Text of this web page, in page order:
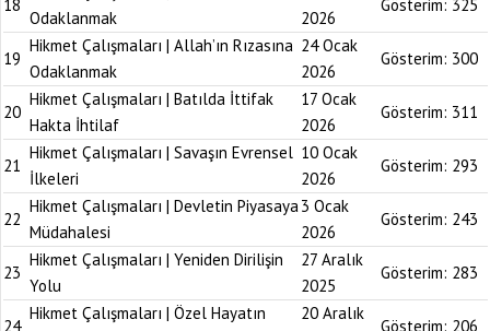
18
Odaklanmak
2026
Gösterim: 325
19
Hikmet Çalışmaları | Allah’ın Rızasına
Odaklanmak
24 Ocak
2026
Gösterim: 300
20
Hikmet Çalışmaları | Batılda İttifak
Hakta İhtilaf
17 Ocak
2026
Gösterim: 311
21
Hikmet Çalışmaları | Savaşın Evrensel
İlkeleri
10 Ocak
2026
Gösterim: 293
22
Hikmet Çalışmaları | Devletin Piyasaya
Müdahalesi
3 Ocak
2026
Gösterim: 243
23
Hikmet Çalışmaları | Yeniden Dirilişin
Yolu
27 Aralık
2025
Gösterim: 283
24
Hikmet Çalışmaları | Özel Hayatın
20 Aralık
Gösterim: 206